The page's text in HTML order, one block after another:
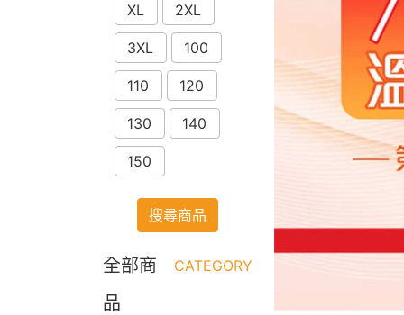
XL 2XL
3XL 100
110 120
130 140
150
搜尋商品
全部商
品
CATEGORY